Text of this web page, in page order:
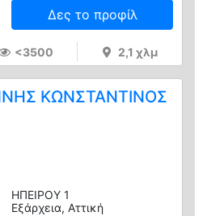
Δες το προφίλ
<3500 2,1 χλμ
ΚΩΝΣΤΑΝΤΙΝΟΣ
ΗΠΕΙΡΟΥ 1
Εξάρχεια, Αττική